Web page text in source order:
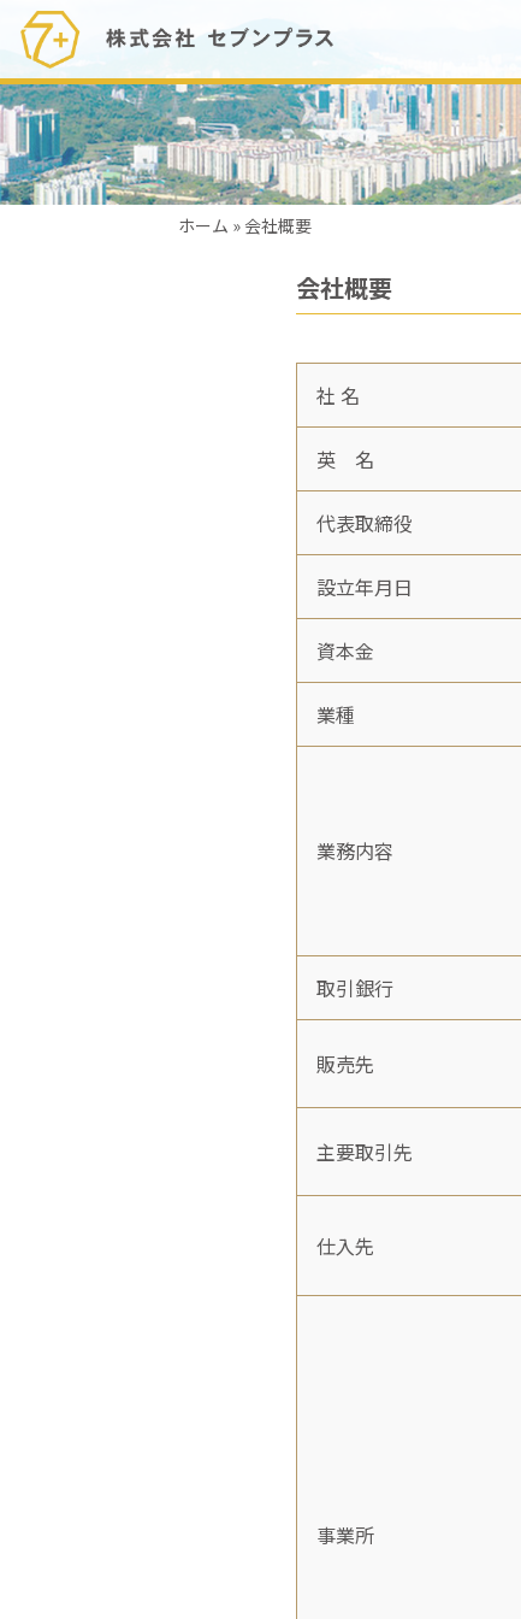
ホーム » 会社概要
会社概要
社 名
英 名
代表取締役
設立年月日
資本金
業種
業務内容
取引銀行
販売先
主要取引先
仕入先
事業所